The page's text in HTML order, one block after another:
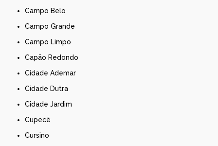
Campo Belo
Campo Grande
Campo Limpo
Capão Redondo
Cidade Ademar
Cidade Dutra
Cidade Jardim
Cupecê
Cursino